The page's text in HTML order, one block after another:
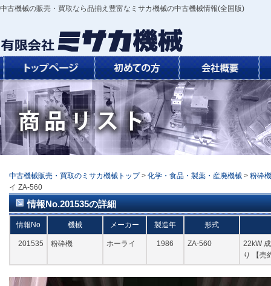
中古機械の販売・買取なら品揃え豊富なミサカ機械の中古機械情報(全国版)
中古機械販売・買取のミサカ機械トップ > 化学・食品・製薬・産廃機械 > 粉砕
イ ZA-560
情報No.201535の詳細
情報No 機械 メーカー 製造年 形式
201535 粉砕機 ホーライ 1986 ZA-560
22kW
り 【売